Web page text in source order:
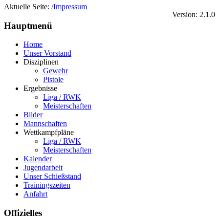
Version: 2.1.0
Aktuelle Seite: /Impressum
Hauptmenü
Home
Unser Vorstand
Disziplinen
Gewehr
Pistole
Ergebnisse
Liga / RWK
Meisterschaften
Bilder
Mannschaften
Wettkampfpläne
Liga / RWK
Meisterschaften
Kalender
Jugendarbeit
Unser Schießstand
Trainingszeiten
Anfahrt
Offizielles